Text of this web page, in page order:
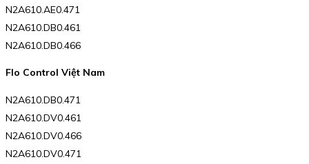
N2A610.AE0.471
N2A610.DB0.461
N2A610.DB0.466
Flo Control Việt Nam
N2A610.DB0.471
N2A610.DV0.461
N2A610.DV0.466
N2A610.DV0.471